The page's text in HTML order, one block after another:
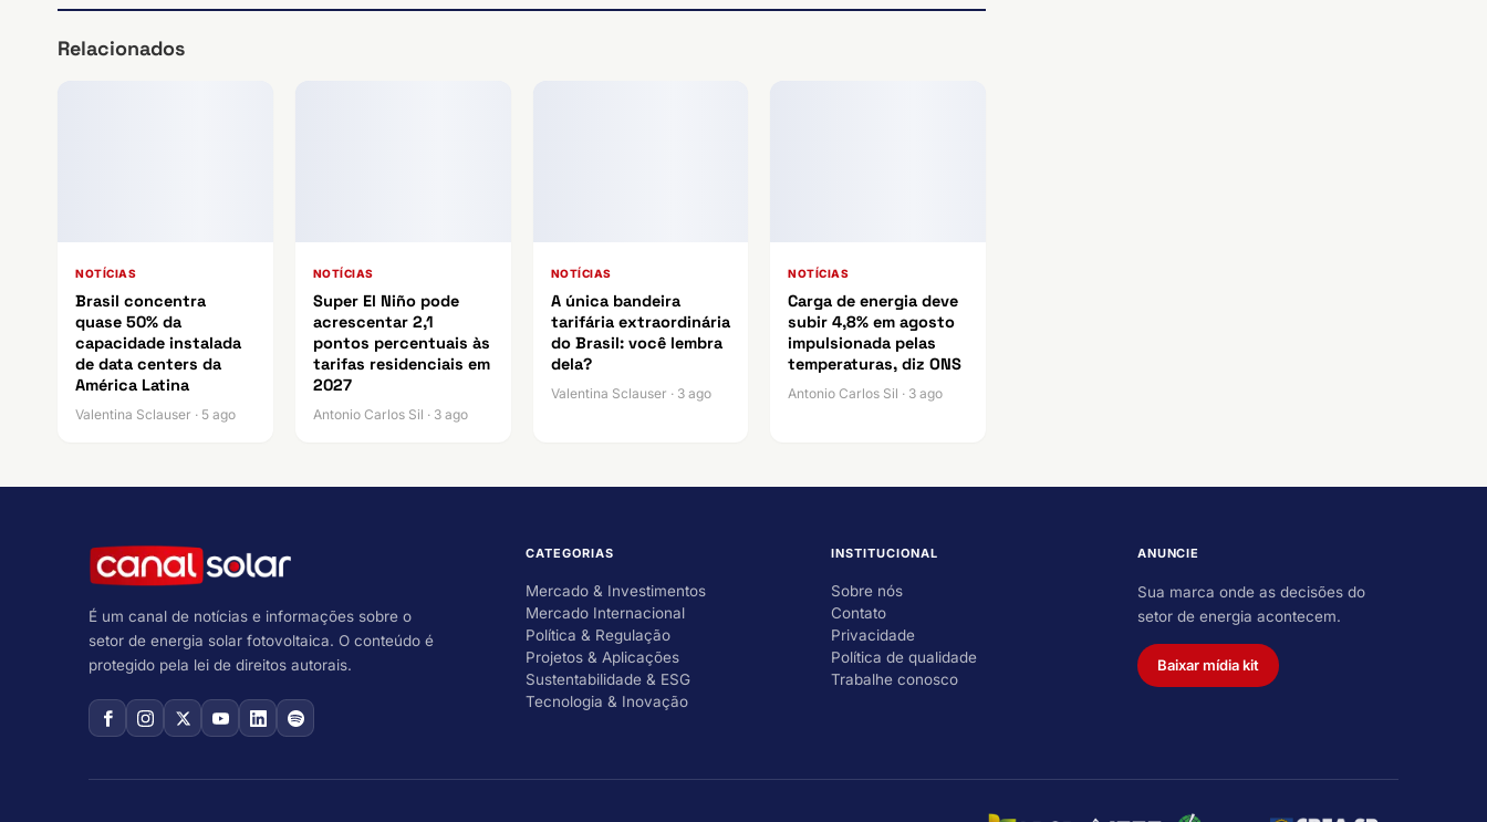
Relacionados
NOTÍCIAS
Brasil concentra
quase 50% da
capacidade instalada
de data centers da
América Latina
Valentina Sclauser · 5 ago
NOTÍCIAS
Super El Niño pode
acrescentar 2,1
pontos percentuais às
tarifas residenciais em
2027
Antonio Carlos Sil · 3 ago
NOTÍCIAS
A única bandeira
tarifária extraordinária
do Brasil: você lembra
dela?
Valentina Sclauser · 3 ago
NOTÍCIAS
Carga de energia deve
subir 4,8% em agosto
impulsionada pelas
temperaturas, diz ONS
Antonio Carlos Sil · 3 ago
É um canal de notícias e informações sobre o
setor de energia solar fotovoltaica. O conteúdo é
protegido pela lei de direitos autorais.
CATEGORIAS
Mercado & Investimentos
Mercado Internacional
Política & Regulação
Projetos & Aplicações
Sustentabilidade & ESG
Tecnologia & Inovação
INSTITUCIONAL
Sobre nós
Contato
Privacidade
Política de qualidade
Trabalhe conosco
ANUNCIE
Sua marca onde as decisões do
setor de energia acontecem.
Baixar mídia kit